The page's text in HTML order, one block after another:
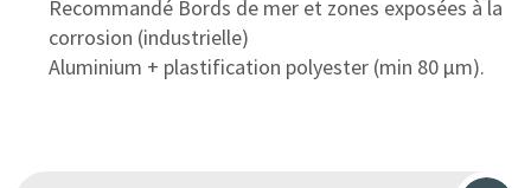
Recommandé Bords de mer et zones exposées à la
corrosion (industrielle)
Aluminium + plastification polyester (min 80 μm).